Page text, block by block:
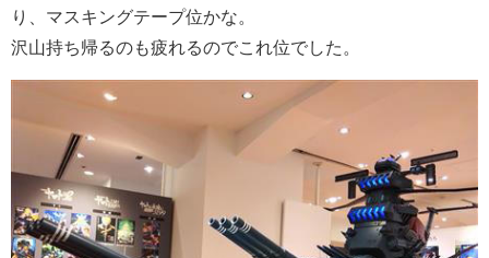
り、マスキングテープ位かな。
沢山持ち帰るのも疲れるのでこれ位でした。